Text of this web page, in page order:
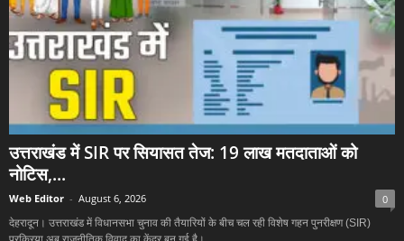
उत्तराखंड में SIR पर सियासत तेज: 19 लाख मतदाताओं को
नोटिस,...
Web Editor - August 6, 2026 0
देहरादून। उत्तराखंड में विधानसभा चुनाव की तैयारियों के बीच चल रही विशेष गहन पुनरीक्षण (SIR)